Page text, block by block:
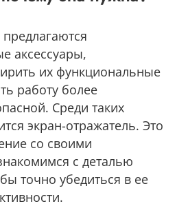
аксессуары,
их функциональные
работу более
Среди таких
экран-отражатель. Это
со своими
с деталью
точно убедиться в ее